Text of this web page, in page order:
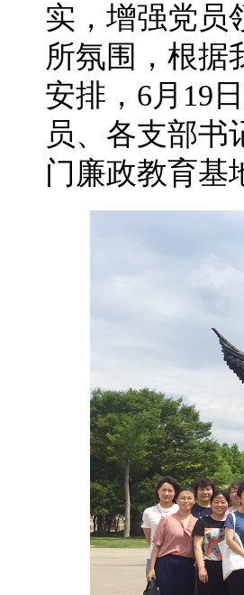
实，增强党员
所氛围，根据
安排，6月19
员、各支部
门廉政教育基